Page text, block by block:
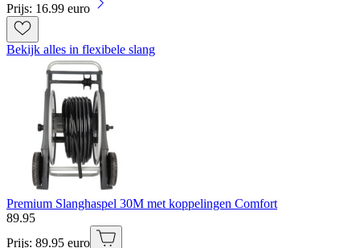
Prijs: 16.99 euro
Bekijk alles in flexibele slang
Premium Slanghaspel 30M met koppelingen Comfort
89.95
Prijs: 89.95 euro